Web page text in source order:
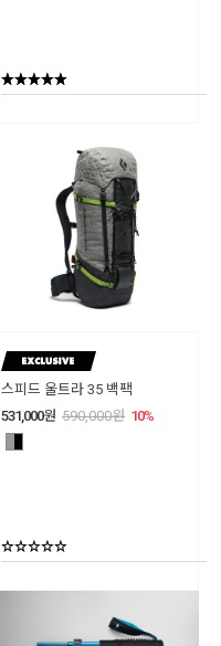
스피드 울트라 35 백팩
531,000원 590,000원 10%